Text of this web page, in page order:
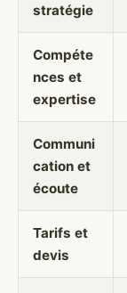
stratégie
Compéte
nces et
expertise
Communi
cation et
écoute
Tarifs et
devis